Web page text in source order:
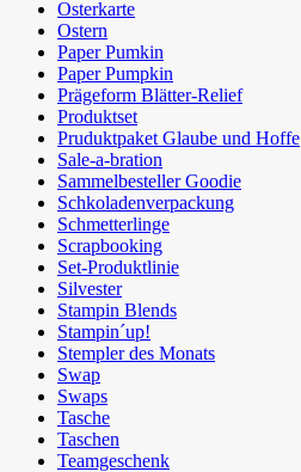
Osterkarte
Ostern
Paper Pumkin
Paper Pumpkin
Prägeform Blätter-Relief
Produktset
Pruduktpaket Glaube und Hoffe
Sale-a-bration
Sammelbesteller Goodie
Schkoladenverpackung
Schmetterlinge
Scrapbooking
Set-Produktlinie
Silvester
Stampin Blends
Stampin´up!
Stempler des Monats
Swap
Swaps
Tasche
Taschen
Teamgeschenk